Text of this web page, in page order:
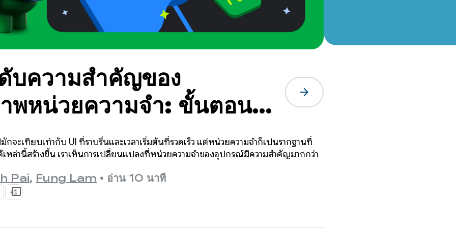
บความสำคัญของ
พหน่วยความจำ: ขั้นตอน
รับ Android 17
arrow_forward
จะเทียบเท่ากับ UI ที่ราบรื่นและเวลาเริ่มต้นที่รวดเร็ว แต่หน่วยความจำก็เป็นรากฐานที่
หล่านี้สร้างขึ้น เราเห็นการเปลี่ยนแปลงที่หน่วยความจำของอุปกรณ์มีความสำคัญมากกว่า
Pai, Fung Lam • อ่าน 10 นาที
+1